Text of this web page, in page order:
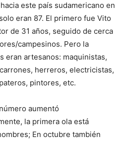
este país sudamericano en
eran 87. El primero fue Vito
de 31 años, seguido de cerca
campesinos. Pero la
eran artesanos: maquinistas,
herreros, electricistas,
pintores, etc.
aumentó
la primera ola está
En octubre también